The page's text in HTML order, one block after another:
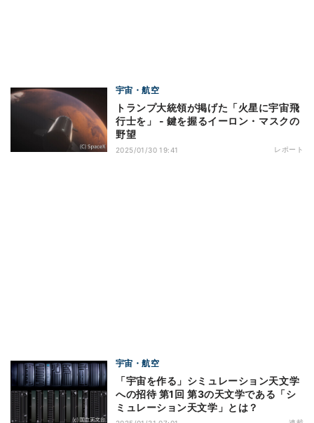
宇宙・航空
トランプ大統領が掲げた「火星に宇宙飛
行士を」 - 鍵を握るイーロン・マスクの
野望
2025/01/30 19:41 レポート
宇宙・航空
「宇宙を作る」シミュレーション天文学
への招待 第1回 第3の天文学である「シ
ミュレーション天文学」とは？